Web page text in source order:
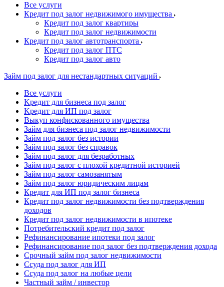
Все услуги
Кредит под залог недвижимого имущества
Кредит под залог квартиры
Кредит под залог недвижимости
Кредит под залог автотранспорта
Кредит под залог ПТС
Кредит под залог авто
Займ под залог для нестандартных ситуаций
Все услуги
Kредит для бизнеса под залог
Kредит для ИП под залог
Выкуп конфискованного имущества
Займ для бизнеса под залог недвижимости
Займ под залог без истории
Займ под залог без справок
Займ под залог для безработных
Займ под залог с плохой кредитной историей
Займ под залог самозанятым
Займ под залог юридическим лицам
Кредит для ИП под залог бизнеса
Кредит под залог недвижимости без подтверждения
доходов
Кредит под залог недвижимости в ипотеке
Потребительский кредит под залог
Рефинансирование ипотеки под залог
Рефинансирование под залог без подтверждения дохода
Срочный займ под залог недвижимости
Ссуда под залог для ИП
Ссуда под залог на любые цели
Частный займ / инвестор